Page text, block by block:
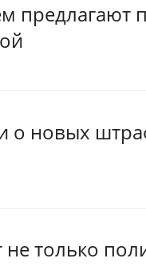
предлагают
о новых
только